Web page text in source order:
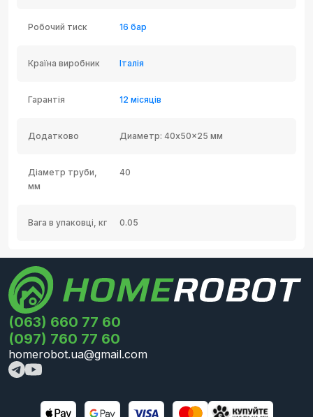
Робочий тиск 16 бар
Країна виробник Італія
Гарантія 12 місяців
Додатково Диаметр: 40x50x25 мм
Діаметр труби,
мм
40
Вага в упаковці, кг 0.05
(063) 660 77 60
(097) 760 77 60
homerobot.ua@gmail.com